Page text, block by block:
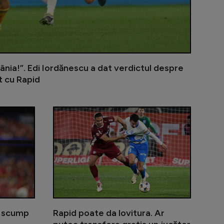
Edi Iordănescu a dat verdictul despre
Rapid
Generației de Aur la FCSB: ”A fost ideea lui MM”
Măldărășanu îi ia apărarea jucătorului amenințat
Real
Rapid poate da lovitura. Ar